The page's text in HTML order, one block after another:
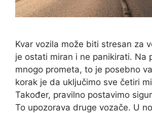
Kvar vozila može biti stresan za
je ostati miran i ne panikirati. Na
mnogo prometa, to je posebno
korak je da uključimo sve četiri
Također, pravilno postavimo
To upozorava druge vozače. U